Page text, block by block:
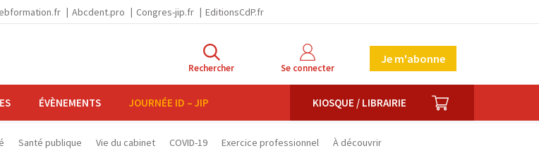
Abcdent.pro Congres-jip.fr EditionsCdP.fr
Rechercher Se connecter
Je m'abonne
ÉVÈNEMENTS JOURNÉE ID – JIP KIOSQUE / LIBRAIRIE PANIER
Santé publique Vie du cabinet COVID-19 Exercice professionnel À découvrir